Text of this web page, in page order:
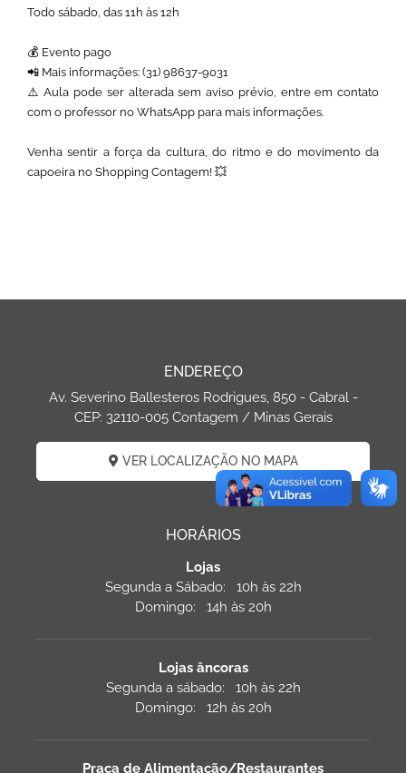
Todo sábado, das 11h às 12h
💰 Evento pago
📲 Mais informações: (31) 98637-9031
⚠️ Aula pode ser alterada sem aviso prévio, entre em contato
com o professor no WhatsApp para mais informações.
Venha sentir a força da cultura, do ritmo e do movimento da
capoeira no Shopping Contagem! 💥
ENDEREÇO
Av. Severino Ballesteros Rodrigues, 850 - Cabral -
CEP: 32110-005 Contagem / Minas Gerais
VER LOCALIZAÇÃO NO MAPA
HORÁRIOS
Lojas
Segunda a Sábado: 10h às 22h
Domingo: 14h às 20h
Lojas âncoras
Segunda a sábado: 10h às 22h
Domingo: 12h às 20h
Praça de Alimentação/Restaurantes